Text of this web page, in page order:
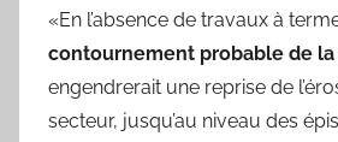
«En l’absence de travaux à
contournement probable de la
engendrerait une reprise de
secteur, jusqu’au niveau des